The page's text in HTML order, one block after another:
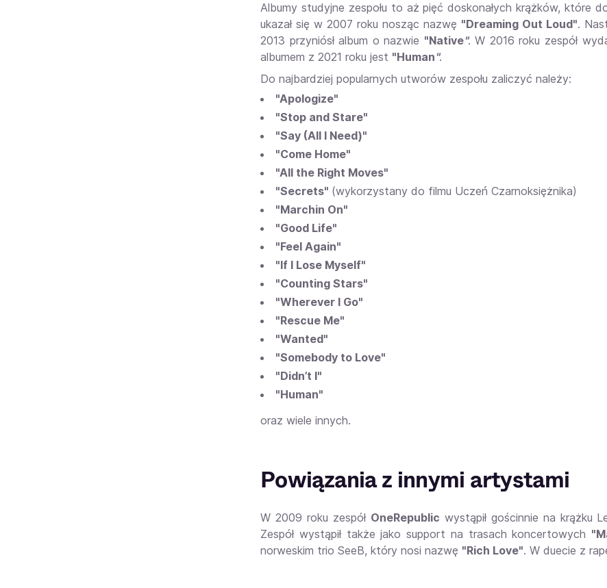
Albumy studyjne zespołu to aż pięć doskonałych krążków, które
ukazał się w 2007 roku nosząc nazwę "Dreaming Out Loud".
2013 przyniósł album o nazwie "Native". W 2016 roku zespół
albumem z 2021 roku jest "Human".
Do najbardziej popularnych utworów zespołu zaliczyć należy:
"Apologize"
"Stop and Stare"
"Say (All I Need)"
"Come Home"
"All the Right Moves"
"Secrets" (wykorzystany do filmu Uczeń Czarnoksiężnika)
"Marchin On"
"Good Life"
"Feel Again"
"If I Lose Myself"
"Counting Stars"
"Wherever I Go"
"Rescue Me"
"Wanted"
"Somebody to Love"
"Didn’t I"
"Human"
oraz wiele innych.
Powiązania z innymi artystami
W 2009 roku zespół OneRepublic wystąpił gościnnie na krążku
Zespół wystąpił także jako support na trasach koncertowych
norweskim trio SeeB, który nosi nazwę "Rich Love". W duecie z